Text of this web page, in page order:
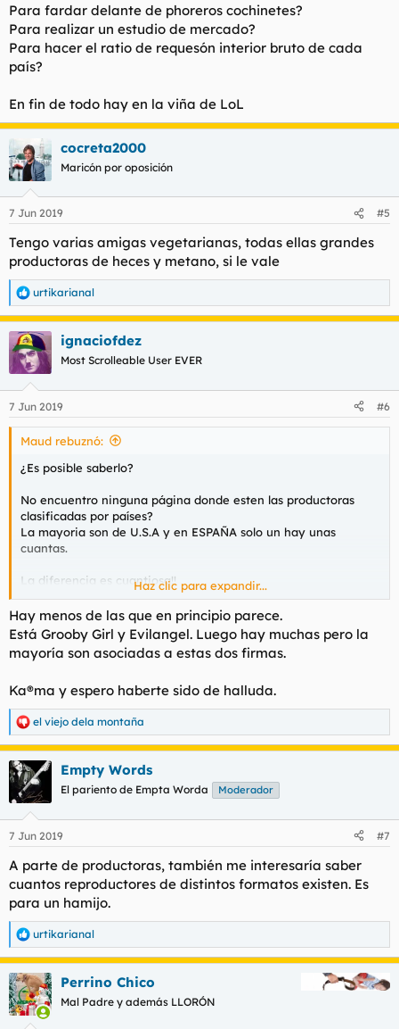
Para fardar delante de phoreros cochinetes?
Para realizar un estudio de mercado?
Para hacer el ratio de requesón interior bruto de cada
país?
En fin de todo hay en la viña de LoL
cocreta2000
Maricón por oposición
7 Jun 2019 #5
Tengo varias amigas vegetarianas, todas ellas grandes
productoras de heces y metano, si le vale
R
e
a
c
c
i
e
s
urtikarianal
ignaciofdez
Most Scrolleable User EVER
7 Jun 2019 #6
Maud rebuznó:
¿Es posible saberlo?
No encuentro ninguna página donde esten las productoras
clasificadas por países?
La mayoria son de U.S.A y en ESPAÑA solo un hay unas
cuantas.
La diferencia es cuantiosa!!
¿pero en otros países q productos on-line ofertan?
No me refiero a productoras q realizan peliculas de
alto presupuesto en dvd
q ofertan videos amateur como TORBE.
Estas productoras ocupan el 85% del mercado on-line
pero no todo se reduce a U.S.A , ESPAÑA y poco más...
se supone q cada país
tiene productoras propias con productos
propios pero
como buscar por país especifico?
Haz clic para expandir...
Hay menos de las que en principio parece.
Está Grooby Girl y Evilangel. Luego hay muchas pero la
mayoría son asociadas a estas dos firmas.
Ka®ma y espero haberte sido de halluda.
R
e
a
c
c
i
e
:
el viejo dela montaña
Empty Words
El pariento de Empta Worda Moderador
7 Jun 2019 #7
A parte de productoras, también me interesaría saber
cuantos reproductores de distintos formatos existen. Es
para un hamijo.
R
e
a
c
c
i
urtikarianal
Perrino Chico
Mal Padre y además LLORÓN